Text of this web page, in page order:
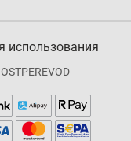
использования